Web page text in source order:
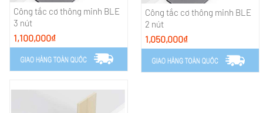
Công tắc cơ thông minh BLE
3 nút
1,100,000₫
Công tắc cơ thông minh BLE
2 nút
1,050,000₫